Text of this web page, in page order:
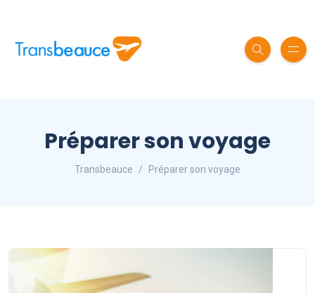
Préparer son voyage
Transbeauce Préparer son voyage